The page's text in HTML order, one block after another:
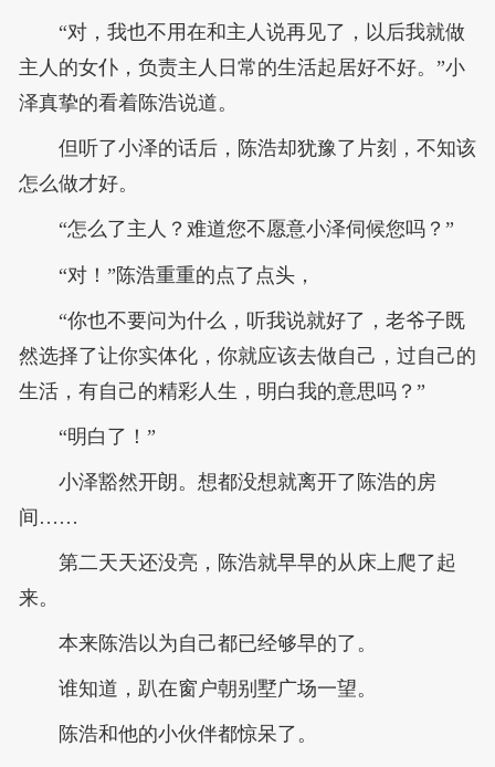
“对，我也不用在和主人说再见了，以后我就做
主人的女仆，负责主人日常的生活起居好不好。”小
泽真挚的看着陈浩说道。
但听了小泽的话后，陈浩却犹豫了片刻，不知该
怎么做才好。
“怎么了主人？难道您不愿意小泽伺候您吗？”
“对！”陈浩重重的点了点头，
“你也不要问为什么，听我说就好了，老爷子既
然选择了让你实体化，你就应该去做自己，过自己的
生活，有自己的精彩人生，明白我的意思吗？”
“明白了！”
小泽豁然开朗。想都没想就离开了陈浩的房
间……
第二天天还没亮，陈浩就早早的从床上爬了起
来。
本来陈浩以为自己都已经够早的了。
谁知道，趴在窗户朝别墅广场一望。
陈浩和他的小伙伴都惊呆了。